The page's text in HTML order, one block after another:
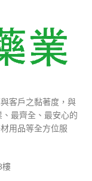
客戶之黏著度，與
最齊全、最安心的
用品等全方位服
樓